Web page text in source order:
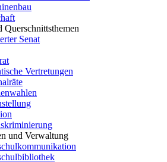
Querschnittsthemen
Senat
Vertretungen
und Verwaltung